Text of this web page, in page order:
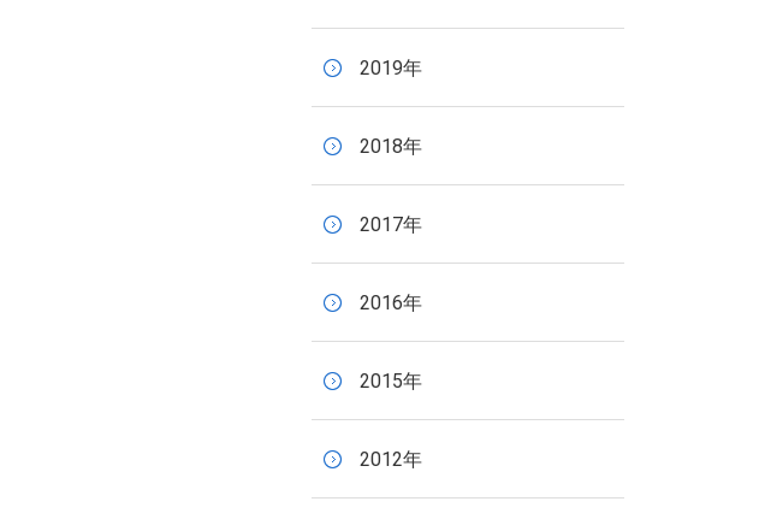
2019年
2018年
2017年
2016年
2015年
2012年